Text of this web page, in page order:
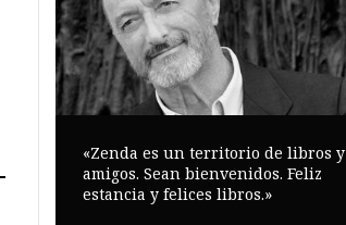
«Zenda es un territorio de libros y
amigos. Sean bienvenidos. Feliz
estancia y felices libros.»